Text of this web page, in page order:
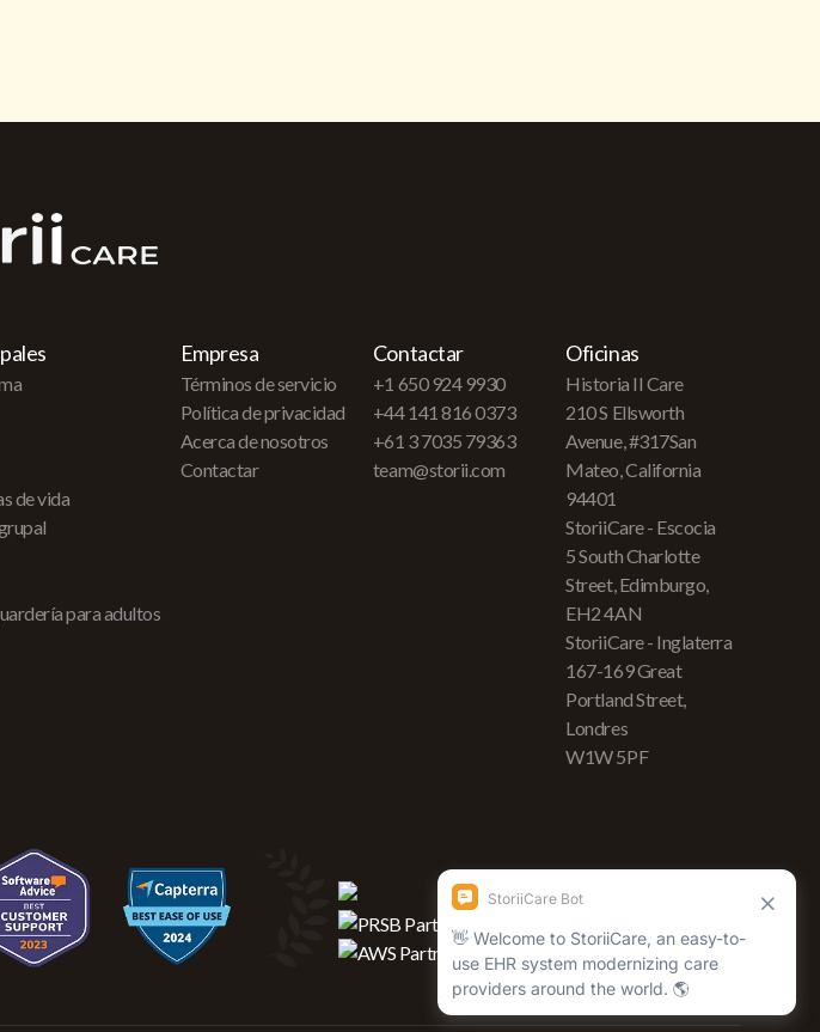
de vida
para adultos
Empresa
Términos de servicio
Política de privacidad
Acerca de nosotros
Contactar
Contactar
+1 650 924 9930
+44 141 816 0373
+61 3 7035 79363
team@storii.com
Oficinas
Historia II Care
210 S Ellsworth
Avenue, #317San
Mateo, California
94401
StoriiCare - Escocia
5 South Charlotte
Street, Edimburgo,
EH2 4AN
StoriiCare - Inglaterra
167-169 Great
Portland Street,
Londres
W1W 5PF